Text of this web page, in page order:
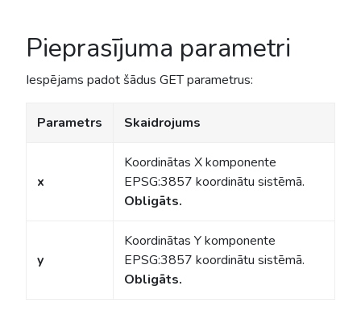
Pieprasījuma parametri
Iespējams padot šādus GET parametrus:
Parametrs Skaidrojums
x
Koordinātas X komponente
EPSG:3857 koordinātu sistēmā.
Obligāts.
y
Koordinātas Y komponente
EPSG:3857 koordinātu sistēmā.
Obligāts.